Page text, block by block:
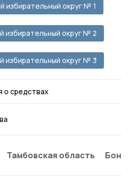
избирательный округ № 1
избирательный округ № 2
избирательный округ № 3
о средствах
Тамбовская область